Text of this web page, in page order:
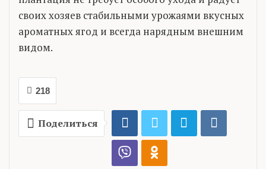
своих хозяев стабильными урожаями вкусных
ароматных ягод и всегда нарядным внешним
видом.
218
Поделиться